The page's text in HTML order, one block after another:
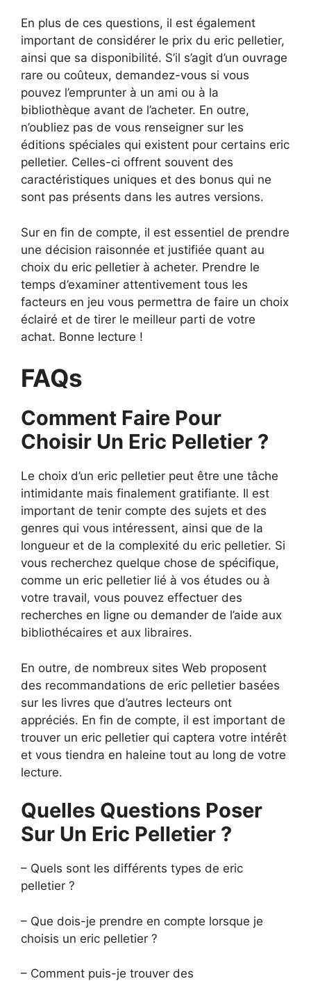
En plus de ces questions, il est également
important de considérer le prix du eric pelletier,
ainsi que sa disponibilité. S’il s’agit d’un ouvrage
rare ou coûteux, demandez-vous si vous
pouvez l’emprunter à un ami ou à la
bibliothèque avant de l’acheter. En outre,
n’oubliez pas de vous renseigner sur les
éditions spéciales qui existent pour certains eric
pelletier. Celles-ci offrent souvent des
caractéristiques uniques et des bonus qui ne
sont pas présents dans les autres versions.
Sur en fin de compte, il est essentiel de prendre
une décision raisonnée et justifiée quant au
choix du eric pelletier à acheter. Prendre le
temps d’examiner attentivement tous les
facteurs en jeu vous permettra de faire un choix
éclairé et de tirer le meilleur parti de votre
achat. Bonne lecture !
FAQs
Comment Faire Pour
Choisir Un Eric Pelletier ?
Le choix d’un eric pelletier peut être une tâche
intimidante mais finalement gratifiante. Il est
important de tenir compte des sujets et des
genres qui vous intéressent, ainsi que de la
longueur et de la complexité du eric pelletier. Si
vous recherchez quelque chose de spécifique,
comme un eric pelletier lié à vos études ou à
votre travail, vous pouvez effectuer des
recherches en ligne ou demander de l’aide aux
bibliothécaires et aux libraires.
En outre, de nombreux sites Web proposent
des recommandations de eric pelletier basées
sur les livres que d’autres lecteurs ont
appréciés. En fin de compte, il est important de
trouver un eric pelletier qui captera votre intérêt
et vous tiendra en haleine tout au long de votre
lecture.
Quelles Questions Poser
Sur Un Eric Pelletier ?
– Quels sont les différents types de eric
pelletier ?
– Que dois-je prendre en compte lorsque je
choisis un eric pelletier ?
– Comment puis-je trouver des